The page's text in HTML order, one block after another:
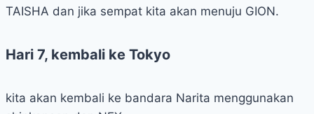
TAISHA dan jika sempat kita akan menuju GION.
Hari 7, kembali ke Tokyo
kita akan kembali ke bandara Narita menggunakan